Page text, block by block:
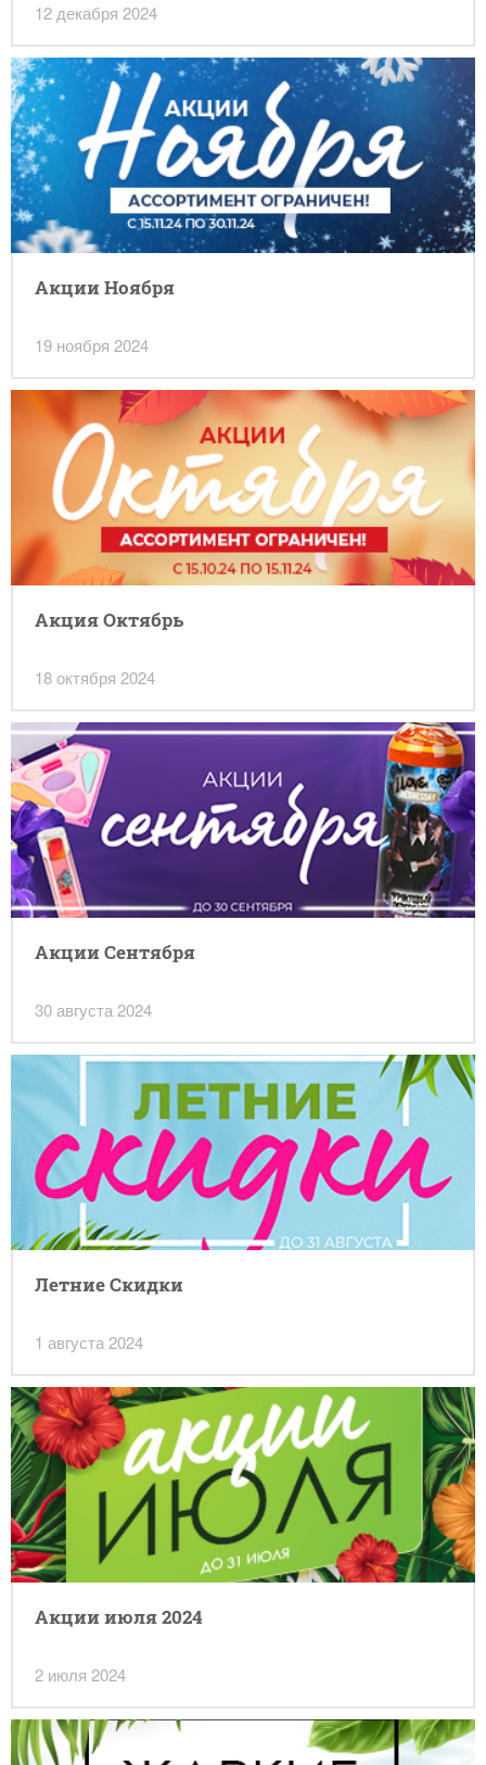
12 декабря 2024
Акции Ноября
19 ноября 2024
Акция Октябрь
18 октября 2024
Акции Сентября
30 августа 2024
Летние Скидки
1 августа 2024
Акции июля 2024
2 июля 2024